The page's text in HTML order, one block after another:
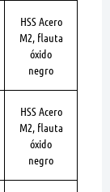
HSS Acero
M2, flauta
óxido
negro
HSS Acero
M2, flauta
óxido
negro